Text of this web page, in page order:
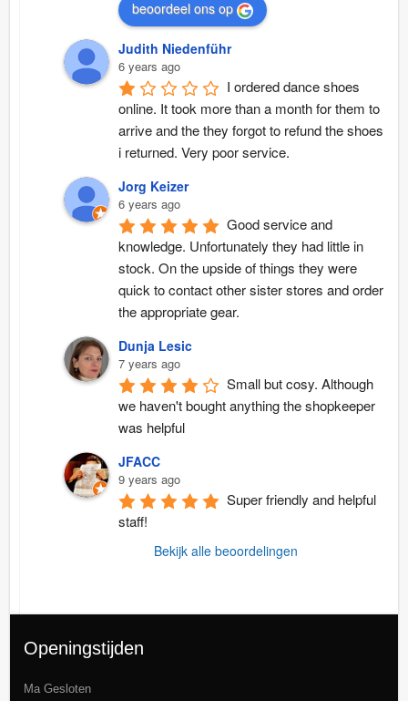
beoordeel ons op
Judith Niedenführ
6 years ago
I ordered dance shoes
online. It took more than a month for them to
arrive and the they forgot to refund the shoes
i returned. Very poor service.
Jorg Keizer
6 years ago
Good service and
knowledge. Unfortunately they had little in
stock. On the upside of things they were
quick to contact other sister stores and order
the appropriate gear.
Dunja Lesic
7 years ago
Small but cosy. Although
we haven't bought anything the shopkeeper
was helpful
JFACC
9 years ago
Super friendly and helpful
staff!
Bekijk alle beoordelingen
Openingstijden
Ma Gesloten